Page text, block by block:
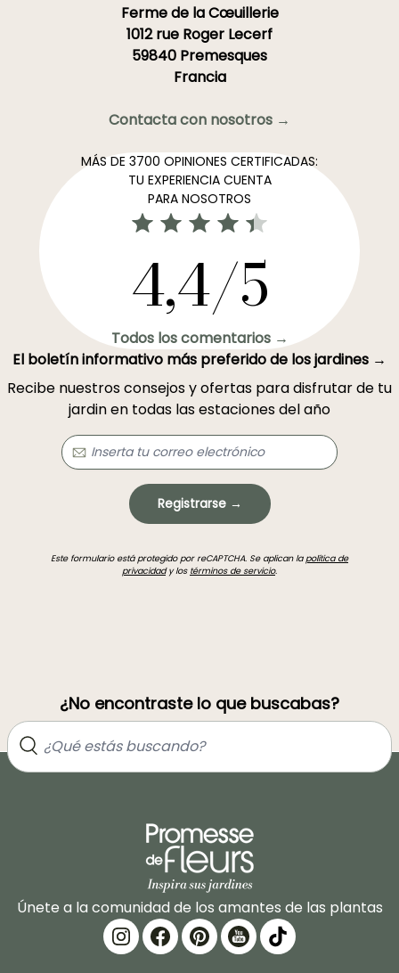
Ferme de la Cœuillerie
1012 rue Roger Lecerf
59840 Premesques
Francia
Contacta con nosotros →
MÁS DE 3700 OPINIONES CERTIFICADAS:
TU EXPERIENCIA CUENTA
PARA NOSOTROS
4,4/5
Todos los comentarios →
El boletín informativo más preferido de los jardines →
Recibe nuestros consejos y ofertas para disfrutar de tu
jardin en todas las estaciones del año
Registrarse →
Este formulario está protegido por reCAPTCHA. Se aplican lapolítica de
privacidady los términos de servicio.
¿No encontraste lo que buscabas?
Únete a la comunidad de los amantes de las plantas